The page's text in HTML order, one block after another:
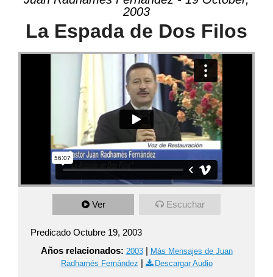
2003
La Espada de Dos Filos
Ver Escuchar
Predicado Octubre 19, 2003
Años relacionados: 2003| Más Mensajes de Juan
Radhamés Fernández | Descargar Audio